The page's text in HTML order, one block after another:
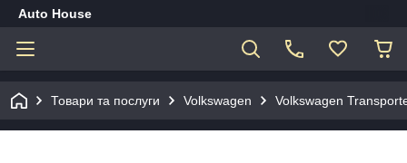
Auto House
Товари та послуги Volkswagen Volkswagen